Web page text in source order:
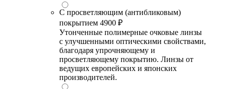
С просветляющим (антибликовым)
покрытием 4900 ₽
Утонченные полимерные очковые линзы
с улучшенными оптическими свойствами,
благодаря упрочняющему и
просветляющему покрытию. Линзы от
ведущих европейских и японских
производителей.